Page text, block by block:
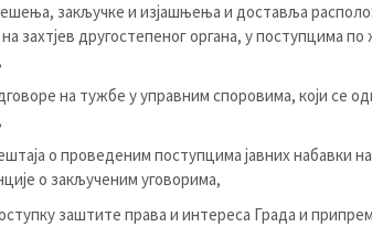
закључке и изјашњења и доставља
захтјев другостепеног органа, у поступцима
на тужбе у управним споровима, који се
о проведеним поступцима јавних набавки
о закљученим уговорима,
заштите права и интереса Града и